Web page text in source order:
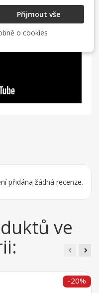
přidána žádná recenze.
ve
-20%
Přijmout vše
o cookies